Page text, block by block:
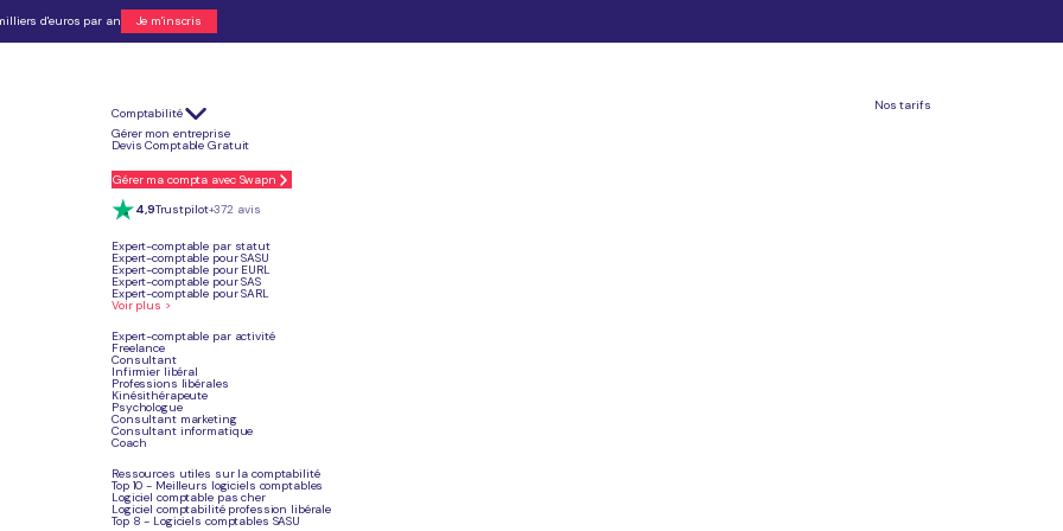
d'euros par an Je m'inscris
Comptabilité
Gérer mon entreprise
Devis Comptable Gratuit
Gérer ma compta avec Swapn
4,9Trustpilot+372 avis
Expert-comptable par statut
Expert-comptable pour SASU
Expert-comptable pour EURL
Expert-comptable pour SAS
Expert-comptable pour SARL
Voir plus >
Expert-comptable par activité
Freelance
Consultant
Infirmier libéral
Professions libérales
Kinésithérapeute
Psychologue
Consultant marketing
Consultant informatique
Coach
Ressources utiles sur la comptabilité
Top 10 - Meilleurs logiciels comptables
Logiciel comptable pas cher
Logiciel comptabilité profession libérale
Top 8 - Logiciels comptables SASU
Nos tarifs
Un service tout-en-un, pensé pour vous libérer.
Comptabilité
29€ HT / mois
Sans engagement
Démarrer
bilan et liasse fiscale certifiés par un Expert.
sont disponibles et répondent à toutes vos questions.
du compte pro intégré. Plateforme Agréée Facturation électronique.